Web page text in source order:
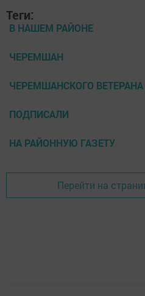
Теги:
В НАШЕМ РАЙОНЕ
ЧЕРЕМШАН
ЧЕРЕМШАНСКОГО ВЕТЕРАНА
ПОДПИСАЛИ
НА РАЙОННУЮ ГАЗЕТУ
Перейти на